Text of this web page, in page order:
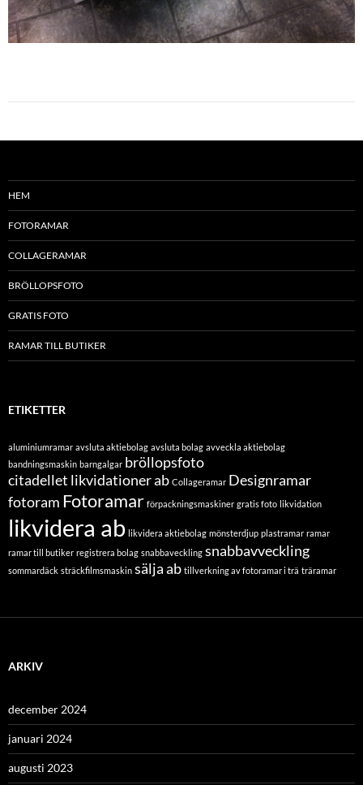
HEM
FOTORAMAR
COLLAGERAMAR
BRÖLLOPSFOTO
GRATIS FOTO
RAMAR TILL BUTIKER
ETIKETTER
aluminiumramar avsluta aktiebolag avsluta bolag avveckla aktiebolag
bandningsmaskin barngalgar bröllopsfoto
citadellet likvidationer ab Collageramar Designramar
fotoram Fotoramar förpackningsmaskiner gratis foto likvidation
likvidera ab likvidera aktiebolag mönsterdjup plastramar ramar
ramar till butiker registrera bolag snabbaveckling snabbavveckling
sommardäck sträckfilmsmaskin sälja ab tillverkning av fotoramar i trä träramar
ARKIV
december 2024
januari 2024
augusti 2023